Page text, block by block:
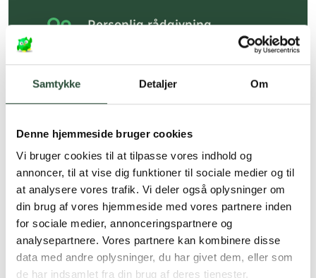
Samtykke Detaljer Om
Denne hjemmeside bruger cookies
Vi bruger cookies til at tilpasse vores indhold og
annoncer, til at vise dig funktioner til sociale medier og til
at analysere vores trafik. Vi deler også oplysninger om
din brug af vores hjemmeside med vores partnere inden
for sociale medier, annonceringspartnere og
analysepartnere. Vores partnere kan kombinere disse
data med andre oplysninger, du har givet dem, eller som
de har indsamlet fra din brug af deres tjenester.
Personlig rådgivning
Hurtig levering (30 min. i Kbh)
*Gælder ikke ernæringsprodukter.
Stort udvalg af kendte
produkter
Vi tilbyder et stort udvalg af kendte
cremer, vitaminer og andre spændende
produkter – altid til fast lav pris.